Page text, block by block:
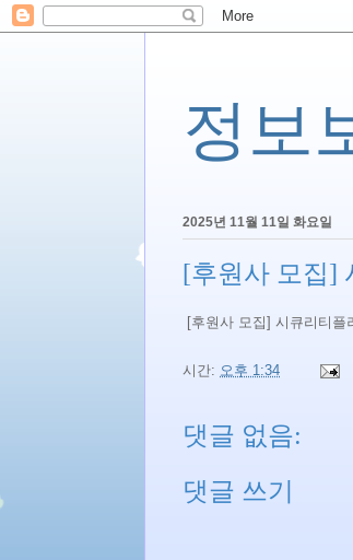
정보
2025년 11월 11일 화요일
[후원사 모집]
[후원사 모집] 시큐리티플
시간: 오후 1:34
댓글 없음:
댓글 쓰기